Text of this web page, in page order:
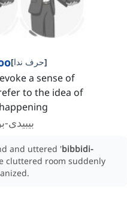
[حرف ندا]
a sense of
to the idea of
بیبیدی-
and uttered 'bibbidi-
cluttered room suddenly